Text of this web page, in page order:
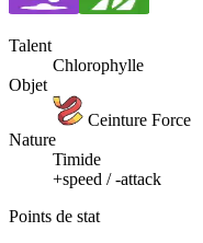
Talent
Chlorophylle
Objet
Ceinture Force
Nature
Timide
+speed / -attack
Points de stat